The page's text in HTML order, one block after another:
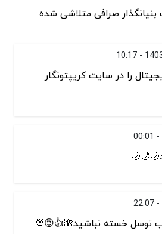
بنیانگذار صرافی متلاشی شده
را در سایت کریپتونگار
توسل خسته نباشید🌺👍😍💯